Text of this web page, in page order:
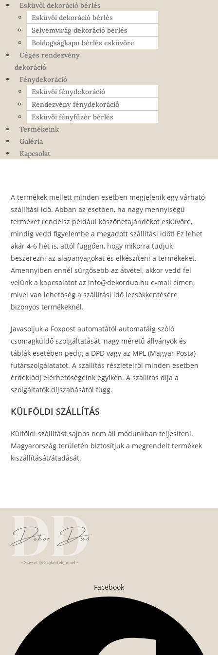
Esküvői dekoráció bérlés
Esküvői dekoráció bérlés
Selyemvirág dekoráció bérlés
Boldogságkapu bérlés esküvőre
Céges rendezvény
dekoráció
Fénydekoráció
Esküvői fénydekoráció
Rendezvény fénydekoráció
Esküvői fényfüzér bérlés
Termékeink
Galéria
Kapcsolat
A termékek mellett minden esetben megjelenik egy várható
szállítási idő. Abban az esetben, ha nagy mennyiségű
terméket rendelsz például köszönetajándékot esküvőre,
mindig vedd figyelembe a megadott szállítási időt! Ez lehet
akár 4-6 hét is, attól függően, hogy mikorra tudjuk
beszerezni az alapanyagokat és elkészíteni a termékeket.
Amennyiben ennél sürgősebb az átvétel, akkor vedd fel
velünk a kapcsolatot az info@dekorduo.hu e-mail címen,
mivel van lehetőség a szállítási idő lecsökkentésére
bizonyos termékeknél.
Javasoljuk a Foxpost automatától automatáig szóló
csomagküldő szolgáltatását, nagy méretű állványok és
táblák esetében pedig a DPD vagy az MPL (Magyar Posta)
futárszolgálatatot. A szállítás részleteiről minden esetben
érdeklődj elérhetőségeink egyikén. A szállítás díja a
szolgáltatók díjszabásától függ.
KÜLFÖLDI SZÁLLÍTÁS
Külföldi szállítást sajnos nem áll módunkban teljesíteni.
Magyarország területén biztosítjuk a megrendelt termékek
kiszállítását/átadását.
Facebook